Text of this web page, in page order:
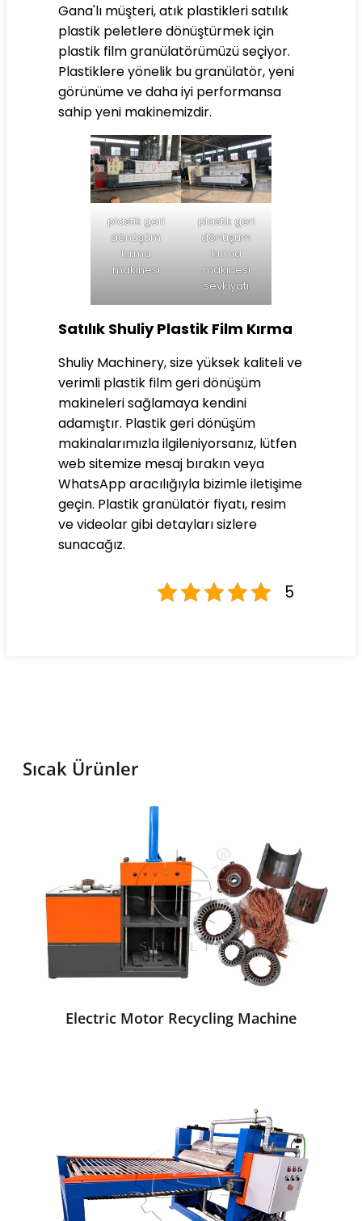
Gana'lı müşteri, atık plastikleri satılık
plastik peletlere dönüştürmek için
plastik film granülatörümüzü seçiyor.
Plastiklere yönelik bu granülatör, yeni
görünüme ve daha iyi performansa
sahip yeni makinemizdir.
plastik geri
dönüşüm
kırma
makinesi
plastik geri
dönüşüm
kırma
makinesi
sevkiyatı
Satılık Shuliy Plastik Film Kırma
Shuliy Machinery, size yüksek kaliteli ve
verimli plastik film geri dönüşüm
makineleri sağlamaya kendini
adamıştır. Plastik geri dönüşüm
makinalarımızla ilgileniyorsanız, lütfen
web sitemize mesaj bırakın veya
WhatsApp aracılığıyla bizimle iletişime
geçin. Plastik granülatör fiyatı, resim
ve videolar gibi detayları sizlere
sunacağız.
5
Sıcak Ürünler
Electric Motor Recycling Machine